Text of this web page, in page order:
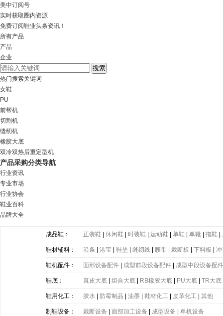
美中订阅号
实时获取圈内资源
免费订阅鞋业头条资讯！
所有产品
产品
企业
热门搜索关键词
女鞋
PU
前帮机
切割机
缝纫机
橡胶大底
双冷双热后重定型机
产品采购分类导航
行业资讯
专业市场
行业协会
鞋业百科
品牌大全
成品鞋： 正装鞋 |休闲鞋 时装鞋 |运动鞋 |单鞋 |单靴 |拖鞋 |
鞋材辅料： 沿条 |港宝 |鞋垫 |缝纫线 腰带 |裁断板 |下料板 |
带|塑胶片|其他
鞋机配件： 面部设备配件 成型前段设备配件 成型中段设备配
鞋底： 真皮大底 |组合大底 RB橡胶大底 PU大底 |TR大底
底|PE大底|PP大底| SBR大底| PC大底| 软木大底
鞋用化工： 胶水 防霉制品 |油墨 |鞋材化工 皮革化工 |其他
制鞋设备： 裁断设备 |面部加工设备 成型设备 |单机设备